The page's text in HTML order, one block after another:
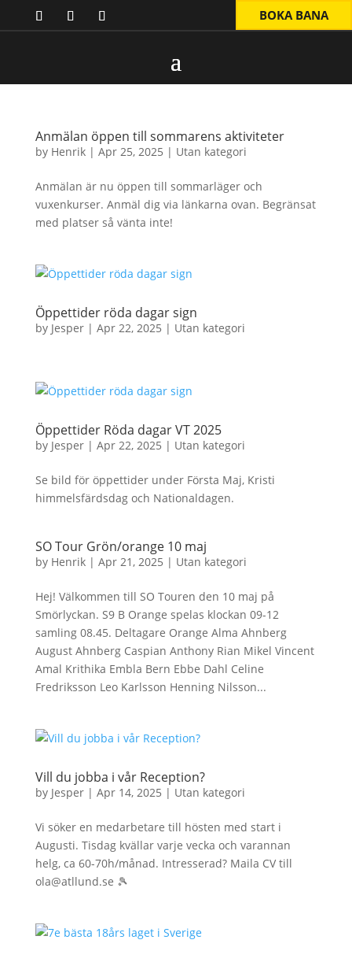
BOKA BANA
Anmälan öppen till sommarens aktiviteter
by Henrik| Apr 25, 2025 | Utan kategori
Anmälan är nu öppen till sommarläger och
vuxenkurser. Anmäl dig via länkarna ovan. Begränsat
med platser så vänta inte!
Öppettider röda dagar sign
by Jesper| Apr 22, 2025 | Utan kategori
Öppettider Röda dagar VT 2025
by Jesper| Apr 22, 2025 | Utan kategori
Se bild för öppettider under Första Maj, Kristi
himmelsfärdsdag och Nationaldagen.
SO Tour Grön/orange 10 maj
by Henrik| Apr 21, 2025 | Utan kategori
Hej! Välkommen till SO Touren den 10 maj på
Smörlyckan. S9 B Orange spelas klockan 09-12
samling 08.45. Deltagare Orange Alma Ahnberg
August Ahnberg Caspian Anthony Rian Mikel Vincent
Amal Krithika Embla Bern Ebbe Dahl Celine
Fredriksson Leo Karlsson Henning Nilsson...
Vill du jobba i vår Reception?
by Jesper| Apr 14, 2025 | Utan kategori
Vi söker en medarbetare till hösten med start i
Augusti. Tisdag kvällar varje vecka och varannan
helg, ca 60-70h/månad. Intresserad? Maila CV till
ola@atllund.se 🎾